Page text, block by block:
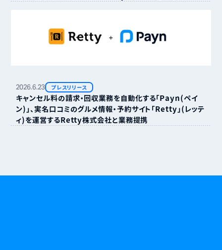
2026.6.23 プレスリリース
キャンセル料の請求・回収業務を自動化する「Payn（ペイ
ン）」、実名口コミのグルメ情報・予約サイト「Retty」（レッテ
ィ）を運営するRetty株式会社と業務提携